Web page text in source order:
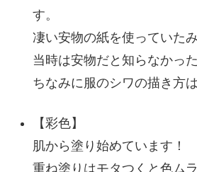
す。
凄い安物の紙を使っていた
当時は安物だと知らなかっ
ちなみに服のシワの描き方
【彩色】
肌から塗り始めています！
重ね塗りはモタつくと色ム